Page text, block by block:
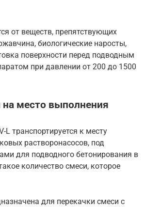
от веществ, препятствующих
биологические наросты,
поверхности перед подводным
при давлении от 200 до 1500
на место выполнения
L транспортируется к месту
растворонасосов, под
для подводного бетонирования в
количество смеси, которое
для перекачки смеси с